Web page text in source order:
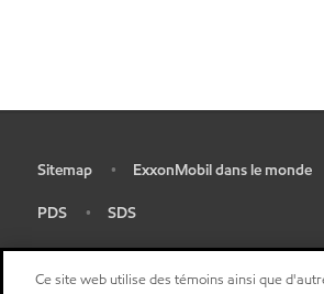
Sitemap • ExxonMobil dans le monde
PDS • SDS
Ce site web utilise des témoins ainsi que